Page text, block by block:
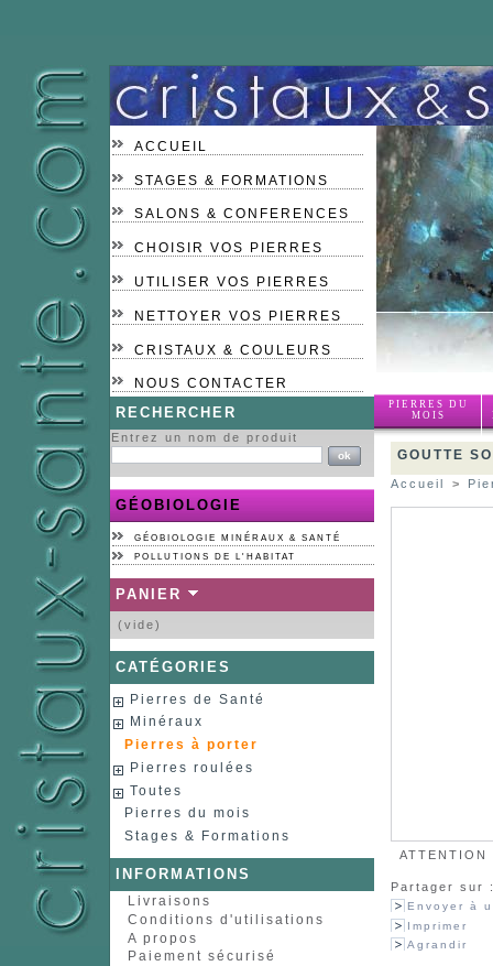
ACCUEIL
STAGES & FORMATIONS
SALONS & CONFERENCES
CHOISIR VOS PIERRES
UTILISER VOS PIERRES
NETTOYER VOS PIERRES
CRISTAUX & COULEURS
NOUS CONTACTER
PIERRES DU
MOIS
RECHERCHER
Entrez un nom de produit
GÉOBIOLOGIE
GÉOBIOLOGIE MINÉRAUX & SANTÉ
POLLUTIONS DE L'HABITAT
PANIER
(vide)
CATÉGORIES
Pierres de Santé
Minéraux
Pierres à porter
Pierres roulées
Toutes
Pierres du mois
Stages & Formations
INFORMATIONS
Livraisons
Conditions d'utilisations
A propos
Paiement sécurisé
GOUTTE
Accueil >
Partager sur
Envoyer à
Imprimer
Agrandir